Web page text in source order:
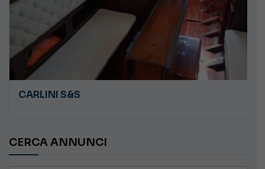
CARLINI S&S
CERCA ANNUNCI